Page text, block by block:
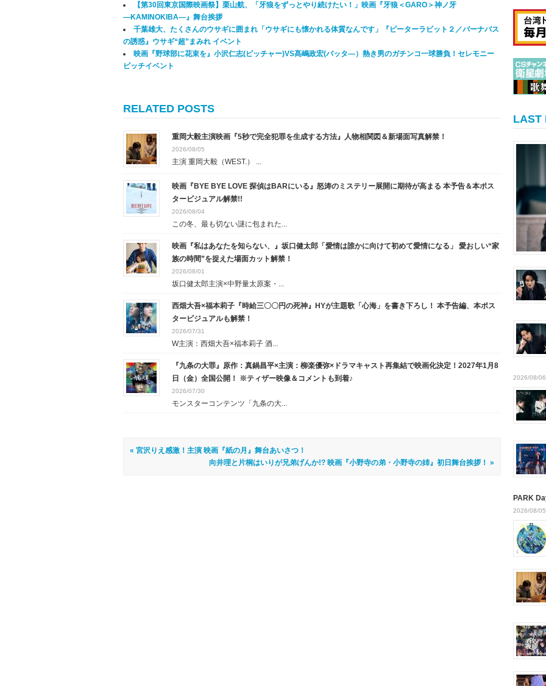
【第30回東京国際映画祭】栗山航、「牙狼をずっとやり続けたい！」映画『牙狼＜GARO＞神ノ牙
―KAMINOKIBA―』舞台挨拶
千葉雄大、たくさんのウサギに囲まれ「ウサギにも懐かれる体質なんです」『ピーターラビット２／バーナバス
の誘惑』ウサギ“超”まみれ イベント
映画『野球部に花束を』小沢仁志(ピッチャー)VS髙嶋政宏(バッタ―）熱き男のガチンコ一球勝負！セレモニー
ピッチイベント
RELATED POSTS
重岡大毅主演映画『5秒で完全犯罪を生成する方法』人物相関図＆新場面写真解禁！
2026/08/05
主演 重岡大毅（WEST.） ...
映画『BYE BYE LOVE 探偵はBARにいる』怒涛のミステリー展開に期待が高まる 本予告＆本ポス
タービジュアル解禁!!
2026/08/04
この冬、最も切ない謎に包まれた...
映画『私はあなたを知らない、』坂口健太郎「愛情は誰かに向けて初めて愛情になる」 愛おしい“家
族の時間”を捉えた場面カット解禁！
2026/08/01
坂口健太郎主演×中野量太原案・...
西畑大吾×福本莉子『時給三〇〇円の死神』HYが主題歌「心海」を書き下ろし！ 本予告編、本ポス
タービジュアルも解禁！
2026/07/31
W主演：西畑大吾×福本莉子 酒...
『九条の大罪』原作：真鍋昌平×主演：柳楽優弥×ドラマキャスト再集結で映画化決定！2027年1月8
日（金）全国公開！ ※ティザー映像＆コメントも到着♪
2026/07/30
モンスターコンテンツ「九条の大...
« 宮沢りえ感激！主演 映画『紙の月』舞台あいさつ！
向井理と片桐はいりが兄弟げんか!? 映画『小野寺の弟・小野寺の姉』初日舞台挨拶！ »
LAST
2026/08/06
PARK
2026/08/05